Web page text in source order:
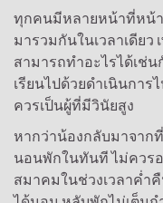
ทุกคนมีหลายหน้าที่หน้า
มารวมกันในเวลาเดียว
สามารถทำอะไรได้เช่
เรียนไปด้วยดำเนินการ
ควรเป็นผู้ที่มีวินัยสูง
หากว่าน้องกลับมาจาก
นอนพักในทันที ไม่ควร
สมาคมในช่วงเวลาค่ำ